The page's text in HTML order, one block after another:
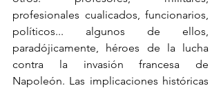
profesionales cualicados, funcionarios,
políticos... algunos de ellos,
paradójicamente, héroes de la lucha
contra la invasión francesa de
Napoleón. Las implicaciones históricas